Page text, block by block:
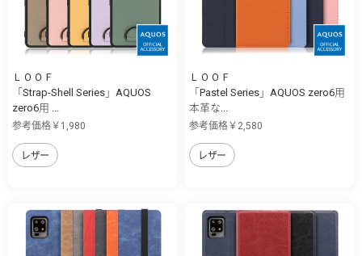
ＬＯＯＦ
「Strap-Shell Series」AQUOS
zero6用 ...
参考価格￥1,980
レザー
ＬＯＯＦ
「Pastel Series」AQUOS zero6用
本革な...
参考価格￥2,580
レザー